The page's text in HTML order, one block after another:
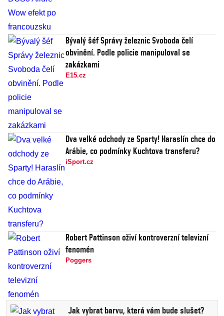
Bývalý šéf Správy železnic Svoboda čelí
obvinění. Podle policie manipuloval se
zakázkami
E15.cz
Dva velké odchody ze Sparty! Haraslín chce do
Arábie, co podmínky Kuchtova transferu?
iSport.cz
Robert Pattinson oživí kontroverzní televizní
fenomén
Poggers
Jak vybrat barvu, která vám bude slušet?